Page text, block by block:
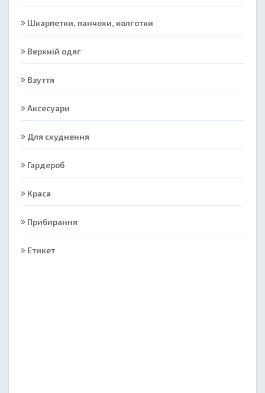
Шкарпетки, панчохи, колготки
Верхній одяг
Взуття
Аксесуари
Для схуднення
Гардероб
Краса
Прибирання
Етикет